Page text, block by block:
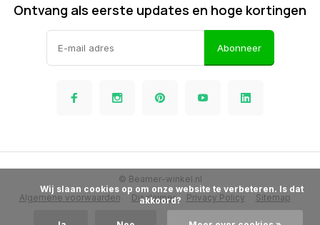
Ontvang als eerste updates en hoge kortingen
Abonneer
Algemene voorwaarden Disclaimer Privacy Policy Sitemap
© Beamer-winkel.nl
akkoord?